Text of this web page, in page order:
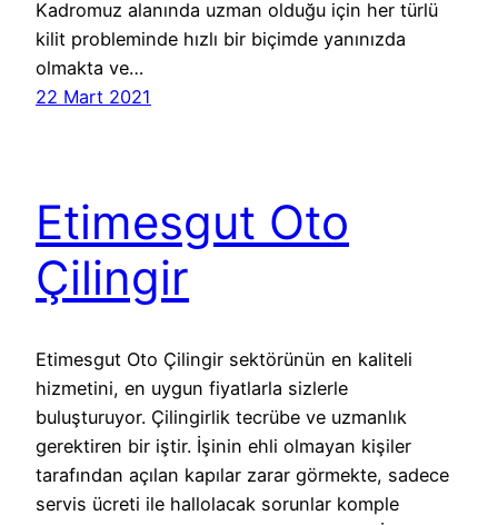
Kadromuz alanında uzman olduğu için her türlü
kilit probleminde hızlı bir biçimde yanınızda
olmakta ve…
22 Mart 2021
Etimesgut Oto
Çilingir
Etimesgut Oto Çilingir sektörünün en kaliteli
hizmetini, en uygun fiyatlarla sizlerle
buluşturuyor. Çilingirlik tecrübe ve uzmanlık
gerektiren bir iştir. İşinin ehli olmayan kişiler
tarafından açılan kapılar zarar görmekte, sadece
servis ücreti ile hallolacak sorunlar komple